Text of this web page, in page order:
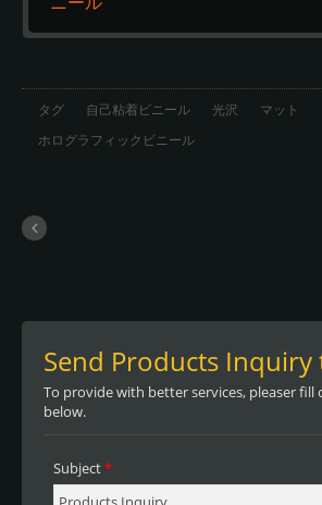
タグ 自己粘着ビニール 光沢 マット
ホログラフィックビニール